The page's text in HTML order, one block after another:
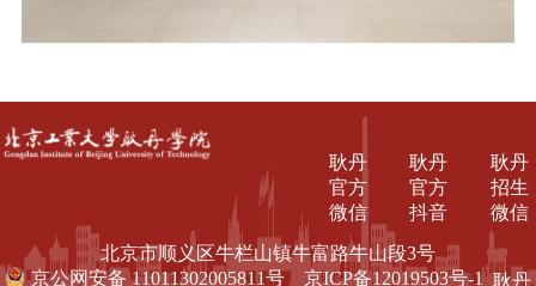
耿丹
招生
微信
耿丹
官方
抖音
耿丹
官方
微信
北京市顺义区牛栏山镇牛富路牛山段3号
京公网安备 11011302005811号
京ICP备12019503号-1耿丹